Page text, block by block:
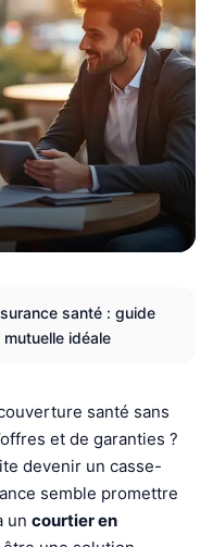
santé : guide
idéale
santé sans
et de garanties ?
devenir un casse-
semble promettre
un courtier en